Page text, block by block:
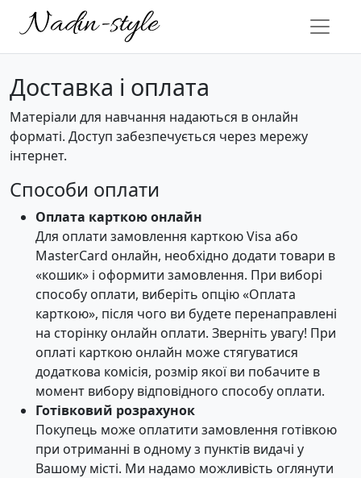
Доставка і оплата
Матеріали для навчання надаються в онлайн
форматі. Доступ забезпечується через мережу
інтернет.
Способи оплати
Оплата карткою онлайн
Для оплати замовлення карткою Visa або
MasterCard онлайн, необхідно додати товари в
«кошик» і оформити замовлення. При виборі
способу оплати, виберіть опцію «Оплата
карткою», після чого ви будете перенаправлені
на сторінку онлайн оплати. Зверніть увагу! При
оплаті карткою онлайн може стягуватися
додаткова комісія, розмір якої ви побачите в
момент вибору відповідного способу оплати.
Готівковий розрахунок
Покупець може оплатити замовлення готівкою
при отриманні в одному з пунктів видачі у
Вашому місті. Ми надамо можливість оглянути